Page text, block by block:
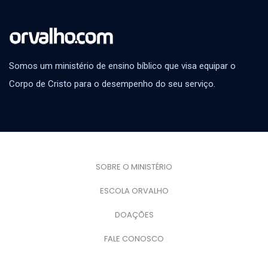
Somos um ministério de ensino bíblico que visa equipar o
Corpo de Cristo para o desempenho do seu serviço.
SOBRE O MINISTÉRIO
ESCOLA ORVALHO
DOAÇÕES
FALE CONOSCO